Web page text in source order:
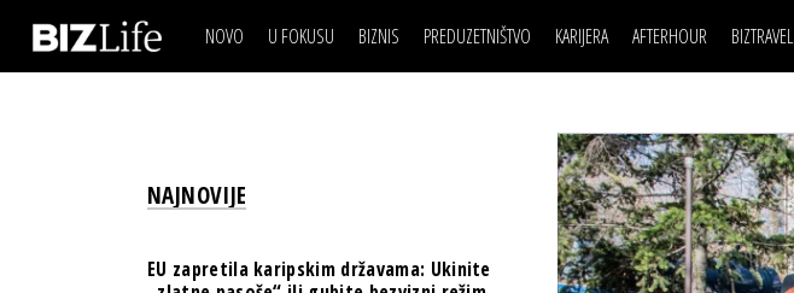
NOVO U FOKUSU BIZNIS
BREND I KOMUNIKACIJE
BANKE
PREDUZETNIŠTVO KARIJERA
LJUDI (HR)
MOJ UGAO
USAVRŠAVANJE
KNOW-HOW
AFTERHOUR
KNJIGE
AUTO SVET
STIL
WELLBEING
BIZTRAVEL
IZJAVA DANABIZNIS SCENA
BREND I KOMUNIKACIJE
OSIGURANJE
POSAO
MOJ UGAO
USAVRŠAVANJE
KNOW-HOW
FILM I SCENA
AUTO SVET
STIL
WELLBEING
NAJNOVIJE
EU zapretila karipskim državama: Ukinite